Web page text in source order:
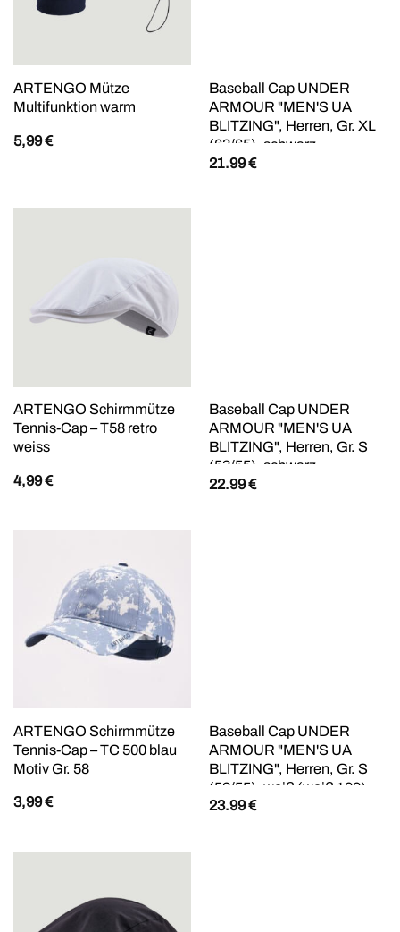
ARTENGO Mütze
Multifunktion warm
5,99€
Baseball Cap UNDER
ARMOUR "MEN'S UA
BLITZING", Herren, Gr. XL
(63/65), schwarz,
Kunstfaser, Caps, mit
21.99€
ARTENGO Schirmmütze
Tennis-Cap – T58 retro
weiss
4,99€
Baseball Cap UNDER
ARMOUR "MEN'S UA
BLITZING", Herren, Gr. S
(53/55), schwarz,
Kunstfaser, Caps, mit
22.99€
ARTENGO Schirmmütze
Tennis-Cap – TC 500 blau
Motiv Gr. 58
3,99€
Baseball Cap UNDER
ARMOUR "MEN'S UA
BLITZING", Herren, Gr. S
(53/55), weiß (weiß 100),
Kunstfaser, Caps, mit
23.99€